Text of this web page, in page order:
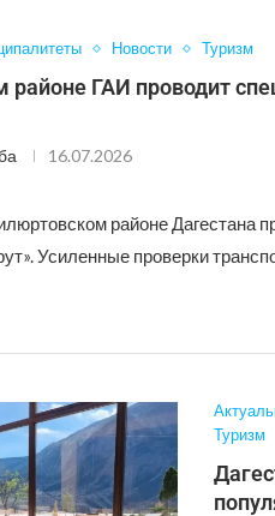
Новости Туризм
ГАИ проводит
16.07.2026
районе Дагестана
Усиленные проверки
Туризм